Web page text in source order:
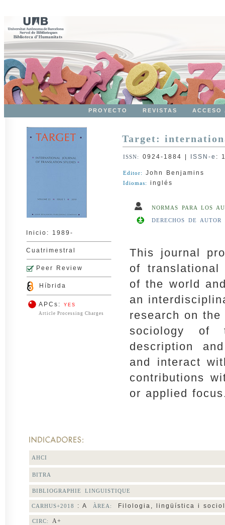
PROYECTO REVISTAS ACCESO
Inicio: 1989-
Cuatrimestral
Peer Review
Híbrida
APCs:YES
Article Processing Charges
Target:
ISSN: 0924-1884 ISSN-e :
Editor: John Benjamins
Idiomas: inglés
NORMAS PARA LOS
DERECHOS DE
This journal
of translational
of the world
an
research on
sociology of
description
and interact
contributions
or applied
AHCI
BITRA
BIBLIOGRAPHIE LINGUISTIQUE
CARHUS+2018 : AÀREA: Filologia, lingüística i
CIRC: A+